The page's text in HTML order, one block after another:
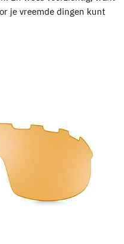
je vreemde dingen kunt